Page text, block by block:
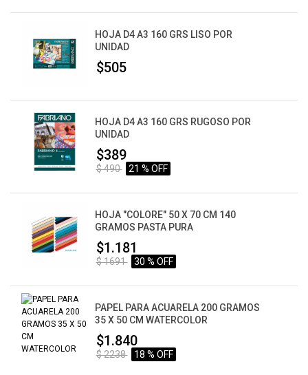
HOJA D4 A3 160 GRS LISO POR
UNIDAD
$505
HOJA D4 A3 160 GRS RUGOSO POR
UNIDAD
$389
$ 490 21 % OFF
HOJA "COLORE" 50 X 70 CM 140
GRAMOS PASTA PURA
$1.181
$ 1691 30 % OFF
PAPEL PARA ACUARELA 200 GRAMOS
35 X 50 CM WATERCOLOR
$1.840
$ 2238 18 % OFF